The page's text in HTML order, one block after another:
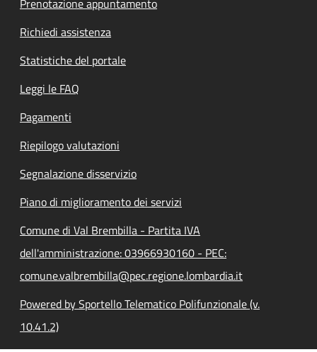
Richiedi assistenza
Statistiche del portale
Leggi le FAQ
Pagamenti
Riepilogo valutazioni
Segnalazione disservizio
Piano di miglioramento dei servizi
Comune di Val Brembilla - Partita IVA
dell'amministrazione: 03966930160 - PEC:
comune.valbrembilla@pec.regione.lombardia.it
Powered by Sportello Telematico Polifunzionale (v.
10.41.2)